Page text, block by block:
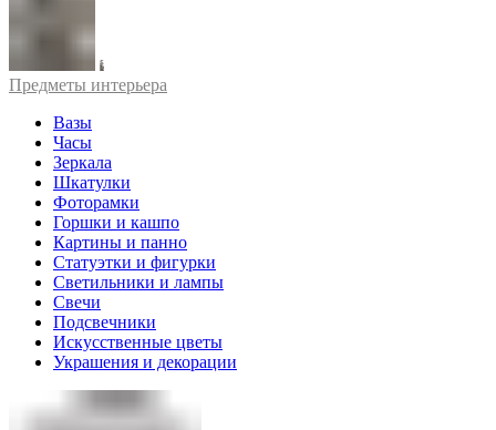
Предметы интерьера
Вазы
Часы
Зеркала
Шкатулки
Фоторамки
Горшки и кашпо
Картины и панно
Статуэтки и фигурки
Светильники и лампы
Свечи
Подсвечники
Искусственные цветы
Украшения и декорации